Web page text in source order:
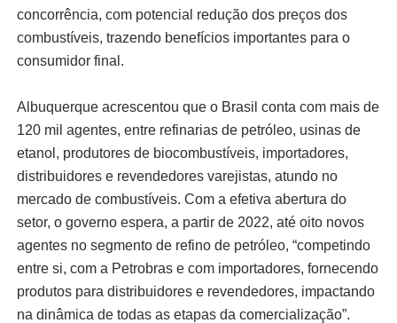
concorrência, com potencial redução dos preços dos
combustíveis, trazendo benefícios importantes para o
consumidor final.
Albuquerque acrescentou que o Brasil conta com mais de
120 mil agentes, entre refinarias de petróleo, usinas de
etanol, produtores de biocombustíveis, importadores,
distribuidores e revendedores varejistas, atundo no
mercado de combustíveis. Com a efetiva abertura do
setor, o governo espera, a partir de 2022, até oito novos
agentes no segmento de refino de petróleo, “competindo
entre si, com a Petrobras e com importadores, fornecendo
produtos para distribuidores e revendedores, impactando
na dinâmica de todas as etapas da comercialização”.